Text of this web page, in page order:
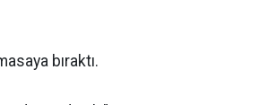
bıraktı.